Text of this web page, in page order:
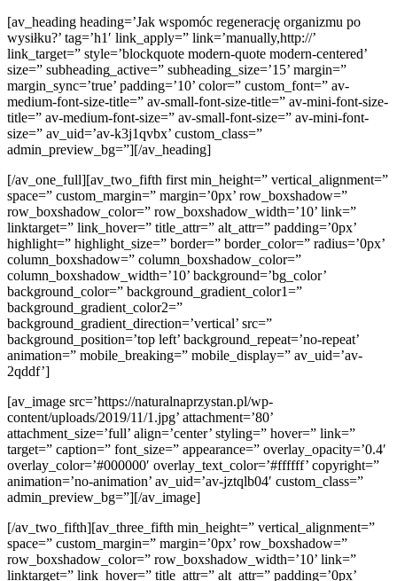
[av_heading heading=’Jak wspomóc regenerację organizmu po
wysiłku?’ tag=’h1′ link_apply=” link=’manually,http://’
link_target=” style=’blockquote modern-quote modern-centered’
size=” subheading_active=” subheading_size=’15’ margin=”
margin_sync=’true’ padding=’10’ color=” custom_font=” av-
medium-font-size-title=” av-small-font-size-title=” av-mini-font-size-
title=” av-medium-font-size=” av-small-font-size=” av-mini-font-
size=” av_uid=’av-k3j1qvbx’ custom_class=”
admin_preview_bg=”][/av_heading]
[/av_one_full][av_two_fifth first min_height=” vertical_alignment=”
space=” custom_margin=” margin=’0px’ row_boxshadow=”
row_boxshadow_color=” row_boxshadow_width=’10’ link=”
linktarget=” link_hover=” title_attr=” alt_attr=” padding=’0px’
highlight=” highlight_size=” border=” border_color=” radius=’0px’
column_boxshadow=” column_boxshadow_color=”
column_boxshadow_width=’10’ background=’bg_color’
background_color=” background_gradient_color1=”
background_gradient_color2=”
background_gradient_direction=’vertical’ src=”
background_position=’top left’ background_repeat=’no-repeat’
animation=” mobile_breaking=” mobile_display=” av_uid=’av-
2qddf’]
[av_image src=’https://naturalnaprzystan.pl/wp-
content/uploads/2019/11/1.jpg’ attachment=’80’
attachment_size=’full’ align=’center’ styling=” hover=” link=”
target=” caption=” font_size=” appearance=” overlay_opacity=’0.4′
overlay_color=’#000000′ overlay_text_color=’#ffffff’ copyright=”
animation=’no-animation’ av_uid=’av-jztqlb04′ custom_class=”
admin_preview_bg=”][/av_image]
[/av_two_fifth][av_three_fifth min_height=” vertical_alignment=”
space=” custom_margin=” margin=’0px’ row_boxshadow=”
row_boxshadow_color=” row_boxshadow_width=’10’ link=”
linktarget=” link_hover=” title_attr=” alt_attr=” padding=’0px’